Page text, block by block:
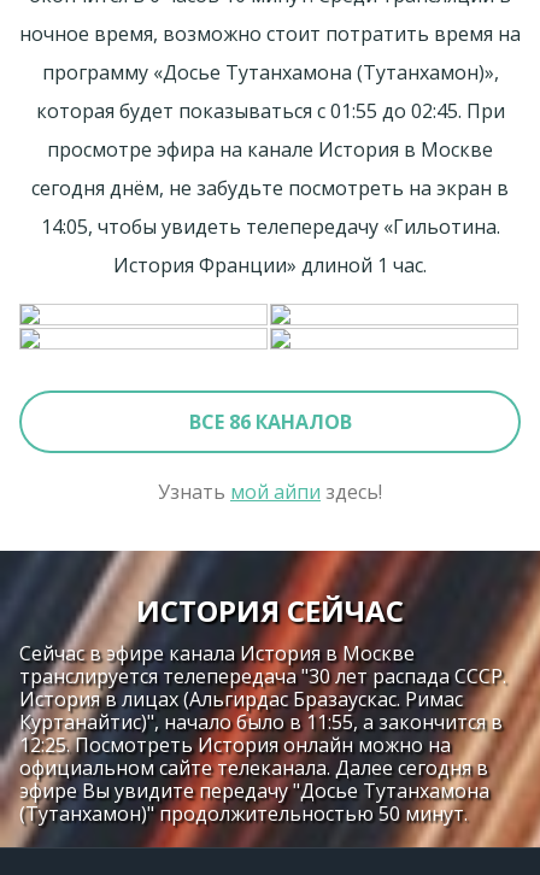
ночное время, возможно стоит потратить время на
программу «Досье Тутанхамона (Тутанхамон)»,
которая будет показываться с 01:55 до 02:45. При
просмотре эфира на канале История в Москве
сегодня днём, не забудьте посмотреть на экран в
14:05, чтобы увидеть телепередачу «Гильотина.
История Франции» длиной 1 час.
ВСЕ 86 КАНАЛОВ
Узнать мой айпи здесь!
ИСТОРИЯ СЕЙЧАС
Сейчас в эфире канала История в Москве
транслируется телепередача "30 лет распада СССР.
История в лицах (Альгирдас Бразаускас. Римас
Куртанайтис)", начало было в 11:55, а закончится в
12:25. Посмотреть История онлайн можно на
официальном сайте телеканала. Далее сегодня в
эфире Вы увидите передачу "Досье Тутанхамона
(Тутанхамон)" продолжительностью 50 минут.